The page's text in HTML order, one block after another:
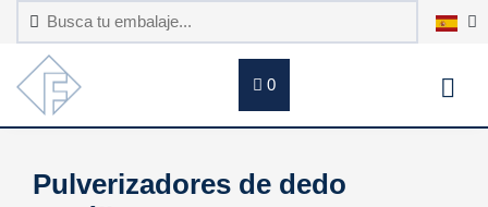
0
Pulverizadores de dedo